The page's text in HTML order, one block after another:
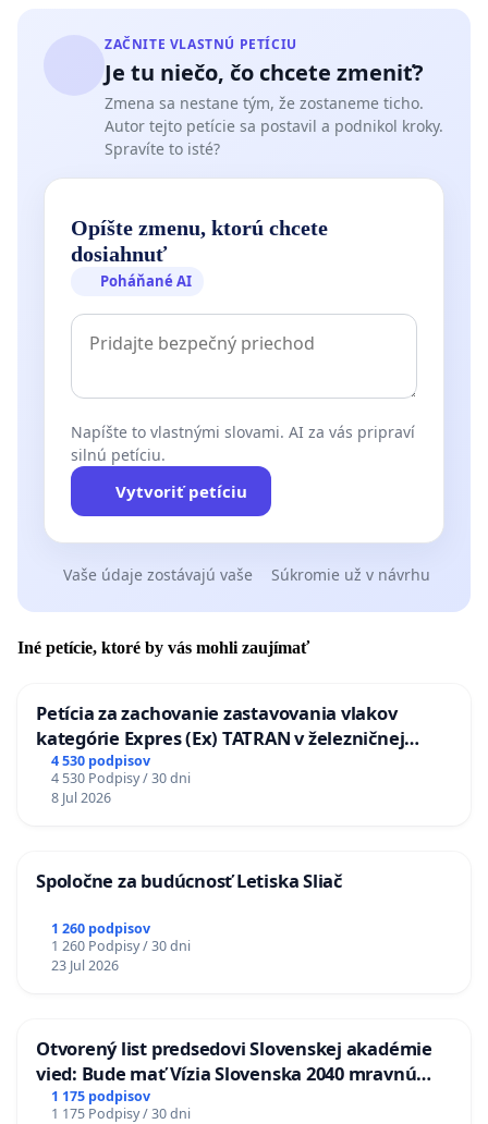
ZAČNITE VLASTNÚ PETÍCIU
Je tu niečo, čo chcete zmeniť?
Zmena sa nestane tým, že zostaneme ticho.
Autor tejto petície sa postavil a podnikol kroky.
Spravíte to isté?
Opíšte zmenu, ktorú chcete
dosiahnuť
Poháňané AI
Napíšte to vlastnými slovami. AI za vás pripraví
silnú petíciu.
Vytvoriť petíciu
Vaše údaje zostávajú vaše Súkromie už v návrhu
Iné petície, ktoré by vás mohli zaujímať
Petícia za zachovanie zastavovania vlakov
kategórie Expres (Ex) TATRAN v železničnej
stanici Púchov
4 530 podpisov
4 530 Podpisy / 30 dni
8 Jul 2026
Spoločne za budúcnosť Letiska Sliač
1 260 podpisov
1 260 Podpisy / 30 dni
23 Jul 2026
Otvorený list predsedovi Slovenskej akadémie
vied: Bude mať Vízia Slovenska 2040 mravnú
chrbticu?
1 175 podpisov
1 175 Podpisy / 30 dni